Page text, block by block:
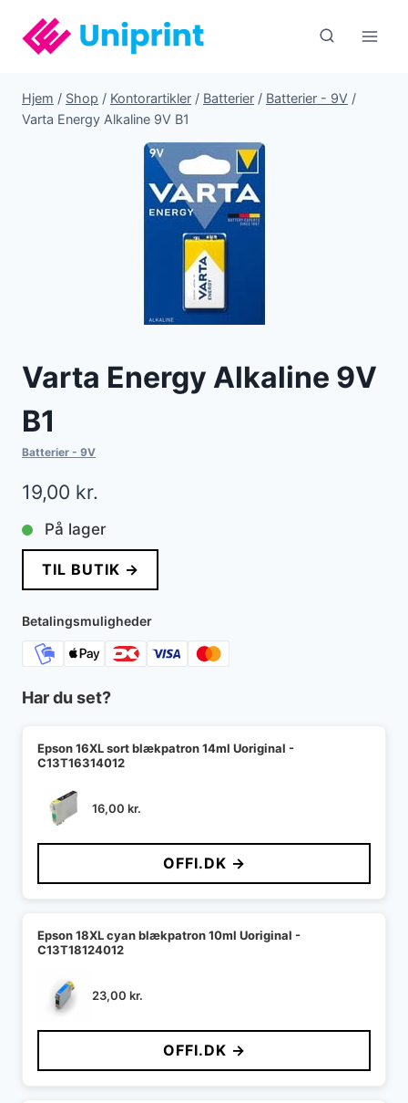
indhold
Hjem / Shop / Kontorartikler / Batterier / Batterier - 9V /
Varta Energy Alkaline 9V B1
Varta Energy Alkaline 9V
B1
Batterier - 9V
19,00 kr.
På lager
TIL BUTIK →
Betalingsmuligheder
Har du set?
Epson 16XL sort blækpatron 14ml Uoriginal -
C13T16314012
16,00 kr.
OFFI.DK →
Epson 18XL cyan blækpatron 10ml Uoriginal -
C13T18124012
23,00 kr.
OFFI.DK →